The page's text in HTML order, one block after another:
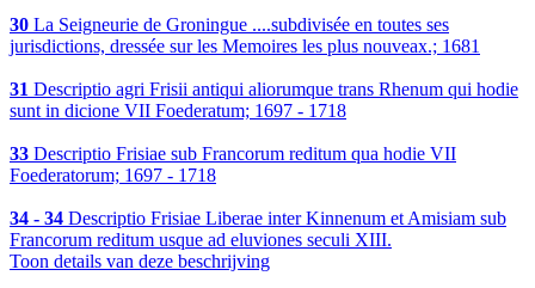
30 La Seigneurie de Groningue ....subdivisée en toutes ses
jurisdictions, dressée sur les Memoires les plus nouveax.; 1681
31 Descriptio agri Frisii antiqui aliorumque trans Rhenum qui hodie
sunt in dicione VII Foederatum; 1697 - 1718
33 Descriptio Frisiae sub Francorum reditum qua hodie VII
Foederatorum; 1697 - 1718
34 - 34 Descriptio Frisiae Liberae inter Kinnenum et Amisiam sub
Francorum reditum usque ad eluviones seculi XIII.
Toon details van deze beschrijving